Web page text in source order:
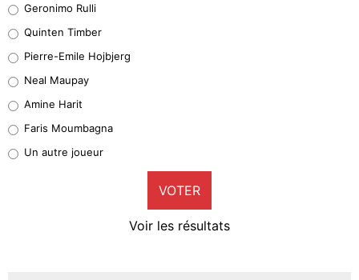
32%
5%
1%
9%
Geronimo Rulli
Quinten Timber
Pierre-Emile Hojbjerg
Neal Maupay
Amine Harit
Faris Moumbagna
Un autre joueur
VOTER
Voir les résultats